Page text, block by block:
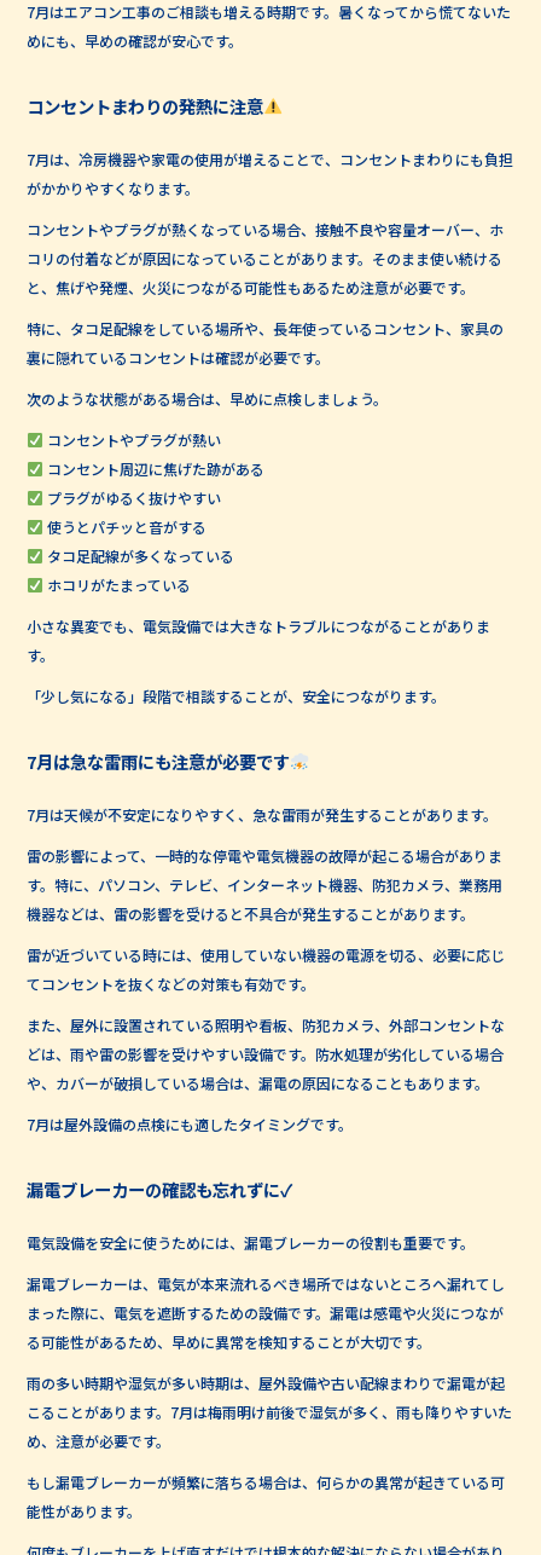
7月はエアコン工事のご相談も増える時期です。暑くなってから慌てないた
めにも、早めの確認が安心です。
コンセントまわりの発熱に注意
7月は、冷房機器や家電の使用が増えることで、コンセントまわりにも負担
がかかりやすくなります。
コンセントやプラグが熱くなっている場合、接触不良や容量オーバー、ホ
コリの付着などが原因になっていることがあります。そのまま使い続ける
と、焦げや発煙、火災につながる可能性もあるため注意が必要です。
特に、タコ足配線をしている場所や、長年使っているコンセント、家具の
裏に隠れているコンセントは確認が必要です。
次のような状態がある場合は、早めに点検しましょう。
コンセントやプラグが熱い
コンセント周辺に焦げた跡がある
プラグがゆるく抜けやすい
使うとパチッと音がする
タコ足配線が多くなっている
ホコリがたまっている
小さな異変でも、電気設備では大きなトラブルにつながることがありま
す。
「少し気になる」段階で相談することが、安全につながります。
7月は急な雷雨にも注意が必要です
7月は天候が不安定になりやすく、急な雷雨が発生することがあります。
雷の影響によって、一時的な停電や電気機器の故障が起こる場合がありま
す。特に、パソコン、テレビ、インターネット機器、防犯カメラ、業務用
機器などは、雷の影響を受けると不具合が発生することがあります。
雷が近づいている時には、使用していない機器の電源を切る、必要に応じ
てコンセントを抜くなどの対策も有効です。
また、屋外に設置されている照明や看板、防犯カメラ、外部コンセントな
どは、雨や雷の影響を受けやすい設備です。防水処理が劣化している場合
や、カバーが破損している場合は、漏電の原因になることもあります。
7月は屋外設備の点検にも適したタイミングです。
漏電ブレーカーの確認も忘れずに✓
電気設備を安全に使うためには、漏電ブレーカーの役割も重要です。
漏電ブレーカーは、電気が本来流れるべき場所ではないところへ漏れてし
まった際に、電気を遮断するための設備です。漏電は感電や火災につなが
る可能性があるため、早めに異常を検知することが大切です。
雨の多い時期や湿気が多い時期は、屋外設備や古い配線まわりで漏電が起
こることがあります。7月は梅雨明け前後で湿気が多く、雨も降りやすいた
め、注意が必要です。
もし漏電ブレーカーが頻繁に落ちる場合は、何らかの異常が起きている可
能性があります。